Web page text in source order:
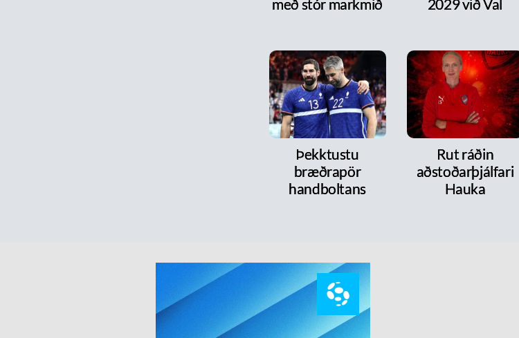
með stór markmið
2029 við Val
Þekktustu
bræðrapör
handboltans
Rut ráðin
aðstoðarþjálfari
Hauka